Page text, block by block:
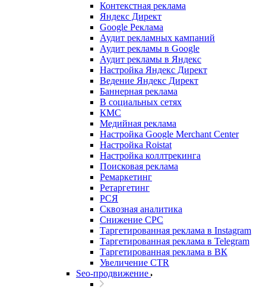
Контекстная реклама
Яндекс Директ
Google Реклама
Аудит рекламных кампаний
Аудит рекламы в Google
Аудит рекламы в Яндекс
Настройка Яндекс Директ
Ведение Яндекс Директ
Баннерная реклама
В социальных сетях
КМС
Медийная реклама
Настройка Google Merchant Center
Настройка Roistat
Настройка коллтрекинга
Поисковая реклама
Ремаркетинг
Ретаргетинг
РСЯ
Сквозная аналитика
Снижение CPC
Таргетированная реклама в Instagram
Таргетированная реклама в Telegram
Таргетированная реклама в ВК
Увеличение CTR
Seo-продвижение